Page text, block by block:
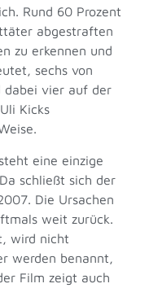
Rund 60 Prozent
abgestraften
zu erkennen und
sechs von
dabei vier auf der
Kicks
eine einzige
schließt sich der
Die Ursachen
weit zurück.
wird nicht
werden benannt,
Film zeigt auch